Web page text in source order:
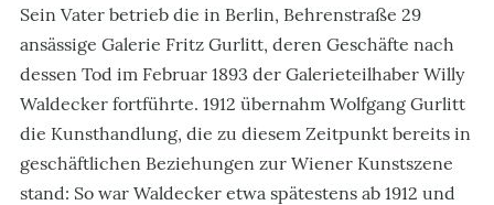
Sein Vater betrieb die in Berlin, Behrenstraße 29
ansässige Galerie Fritz Gurlitt, deren Geschäfte nach
dessen Tod im Februar 1893 der Galerieteilhaber Willy
Waldecker fortführte. 1912 übernahm Wolfgang Gurlitt
die Kunsthandlung, die zu diesem Zeitpunkt bereits in
geschäftlichen Beziehungen zur Wiener Kunstszene
stand: So war Waldecker etwa spätestens ab 1912 und